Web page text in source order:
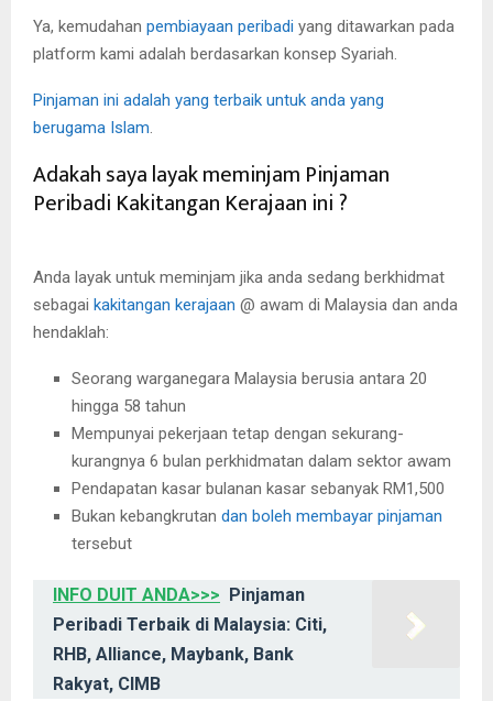
Ya, kemudahan pembiayaan peribadi yang ditawarkan pada
platform kami adalah berdasarkan konsep Syariah.
Pinjaman ini adalah yang terbaik untuk anda yang
berugama Islam
Adakah saya layak meminjam Pinjaman
Peribadi Kakitangan Kerajaan ini ?
Anda layak untuk meminjam jika anda sedang berkhidmat
sebagai kakitangan kerajaan @ awam di Malaysia dan anda
hendaklah:
Seorang warganegara Malaysia berusia antara 20
hingga 58 tahun
Mempunyai pekerjaan tetap dengan sekurang-
kurangnya 6 bulan perkhidmatan dalam sektor awam
Pendapatan kasar bulanan kasar sebanyak RM1,500
Bukan kebangkrutan dan boleh membayar pinjaman
tersebut
INFO DUIT ANDA>>> Pinjaman
Peribadi Terbaik di Malaysia: Citi,
RHB, Alliance, Maybank, Bank
Rakyat, CIMB